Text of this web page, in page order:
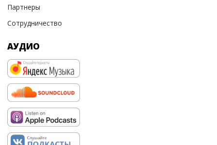
Партнеры
Сотрудничество
АУДИО